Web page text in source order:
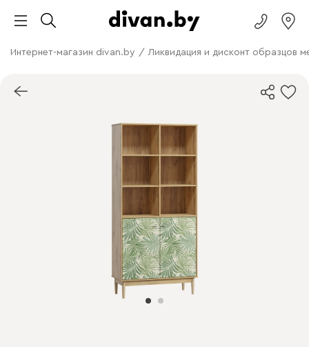
Интернет-магазин divan.by / Ликвидация и дисконт образцов